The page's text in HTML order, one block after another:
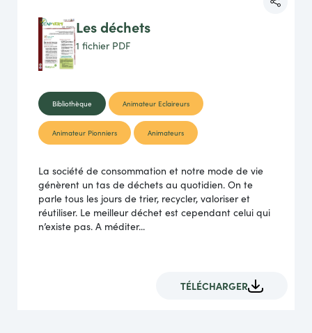
Les déchets
1 fichier PDF
Bibliothèque Animateur Eclaireurs
Animateur Pionniers Animateurs
La société de consommation et notre mode de vie
génèrent un tas de déchets au quotidien. On te
parle tous les jours de trier, recycler, valoriser et
réutiliser. Le meilleur déchet est cependant celui qui
n’existe pas. A méditer...
TÉLÉCHARGER